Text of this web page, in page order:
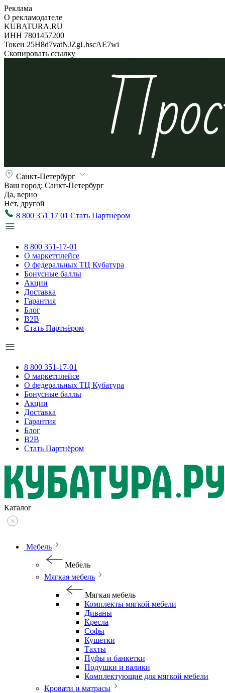
Реклама
О рекламодателе
KUBATURA.RU
ИНН 7801457200
Токен 25H8d7vatNJZgLhscAE7wi
Скопировать ссылку
Санкт-Петербург
Ваш город: Санкт-Петербург
Да, верно
Нет, другой
8 800 351 17 01 Стать Партнером
8 800 351-17-01
О маркетплейсе
О федеральных ТЦ Кубатура
Бонусные баллы
Акции
Доставка
Гарантия
Блог
B2B
Стать Партнёром
8 800 351-17-01
О маркетплейсе
О федеральных ТЦ Кубатура
Бонусные баллы
Акции
Доставка
Гарантия
Блог
B2B
Стать Партнёром
Каталог
Мебель
Мебель
Мягкая мебель
Мягкая мебель
Комплекты мягкой мебели
Диваны
Кресла
Софы
Кушетки
Тахты
Пуфы и банкетки
Подушки и валики
Комплектующие для мягкой мебели
Кровати и матрасы